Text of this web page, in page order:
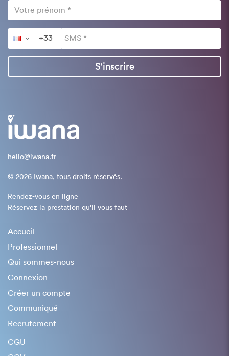
S'inscrire
hello@iwana.fr
© 2026 Iwana, tous droits réservés.
Rendez-vous en ligne
Réservez la prestation qu'il vous faut
Accueil
Professionnel
Qui sommes-nous
Connexion
Créer un compte
Communiqué
Recrutement
CGU